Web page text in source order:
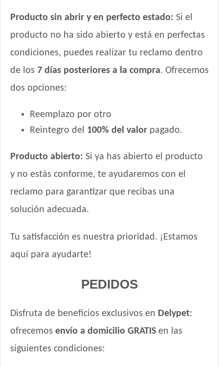
Producto sin abrir y en perfecto estado: Si el
producto no ha sido abierto y está en perfectas
condiciones, puedes realizar tu reclamo dentro
de los 7 días posteriores a la compra. Ofrecemos
dos opciones:
Reemplazo por otro
Reintegro del 100% del valor pagado.
Producto abierto: Si ya has abierto el producto
y no estás conforme, te ayudaremos con el
reclamo para garantizar que recibas una
solución adecuada.
Tu satisfacción es nuestra prioridad. ¡Estamos
aquí para ayudarte!
PEDIDOS
Disfruta de beneficios exclusivos en Delypet:
ofrecemos envío a domicilio GRATIS en las
siguientes condiciones: